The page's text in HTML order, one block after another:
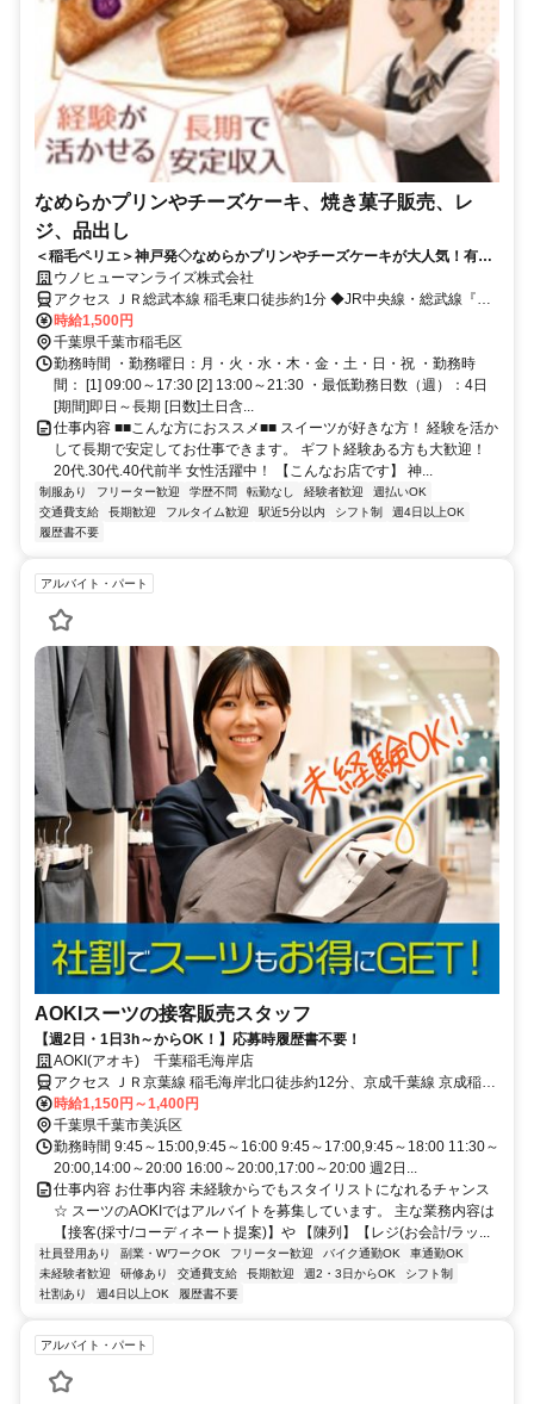
なめらかプリンやチーズケーキ、焼き菓子販売、レ
ジ、品出し
＜稲毛ペリエ＞神戸発◇なめらかプリンやチーズケーキが大人気！有名
店で洋菓子販売◇1500円◇実働時間内に着替え時間あり
ウノヒューマンライズ株式会社
アクセス ＪＲ総武本線 稲毛東口徒歩約1分 ◆JR中央線・総武線『稲
毛駅』徒歩3分
時給1,500円
千葉県千葉市稲毛区
勤務時間 ・勤務曜日：月・火・水・木・金・土・日・祝 ・勤務時
間： [1] 09:00～17:30 [2] 13:00～21:30 ・最低勤務日数（週）：4日
[期間]即日～長期 [日数]土日含...
仕事内容 ■■こんな方におススメ■■ スイーツが好きな方！ 経験を活か
して長期で安定してお仕事できます。 ギフト経験ある方も大歓迎！
20代.30代.40代前半 女性活躍中！ 【こんなお店です】 神...
制服あり フリーター歓迎 学歴不問 転勤なし 経験者歓迎
週払いOK
交通費支給
長期歓迎 フルタイム歓迎 駅近5分以内 シフト制
週4日以上OK
履歴書不要
アルバイト・パート
AOKIスーツの接客販売スタッフ
【週2日・1日3h～からOK！】応募時履歴書不要！
AOKI(アオキ) 千葉稲毛海岸店
アクセス ＪＲ京葉線 稲毛海岸北口徒歩約12分、京成千葉線 京成稲毛
徒歩約15分、ＪＲ総武本線 稲毛西口徒歩約18分 JR京葉線「稲毛海岸
駅」より徒歩11分
時給1,150円～1,400円
千葉県千葉市美浜区
勤務時間 9:45～15:00,9:45～16:00 9:45～17:00,9:45～18:00 11:30～
20:00,14:00～20:00 16:00～20:00,17:00～20:00 週2日...
仕事内容 お仕事内容 未経験からでもスタイリストになれるチャンス
☆ スーツのAOKIではアルバイトを募集しています。 主な業務内容は
【接客(採寸/コーディネート提案)】や 【陳列】【レジ(お会計/ラッ...
社員登用あり 副業・WワークOK フリーター歓迎 バイク通勤OK
車通勤OK
未経験者歓迎
研修あり 交通費支給 長期歓迎 週2・3日からOK
シフト制
社割あり
週4日以上OK 履歴書不要
アルバイト・パート